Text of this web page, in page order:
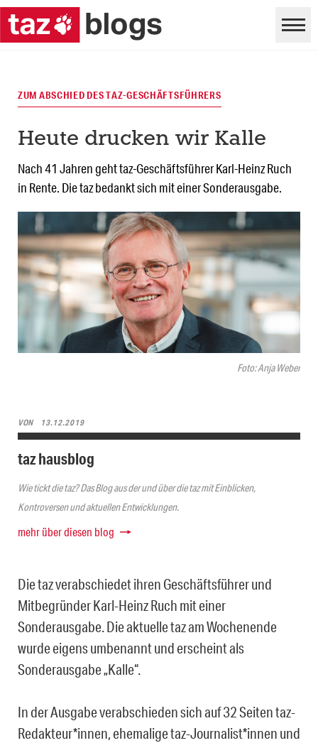
Foto: Anja Weber
ZUM ABSCHIED DES TAZ-GESCHÄFTSFÜHRERS
Heute drucken wir Kalle
Nach 41 Jahren geht taz-Geschäftsführer Karl-Heinz Ruch
in Rente. Die taz bedankt sich mit einer Sonderausgabe.
VON 13.12.2019
taz hausblog
Wie tickt die taz? Das Blog aus der und über die taz mit Einblicken,
Kontroversen und aktuellen Entwicklungen.
mehr über diesen blog
Die taz verabschiedet ihren Geschäftsführer und
Mitbegründer Karl-Heinz Ruch mit einer
Sonderausgabe. Die aktuelle taz am Wochenende
wurde eigens umbenannt und erscheint als
Sonderausgabe „Kalle“.
In der Ausgabe verabschieden sich auf 32 Seiten taz-
Redakteur*innen, ehemalige taz-Journalist*innen und